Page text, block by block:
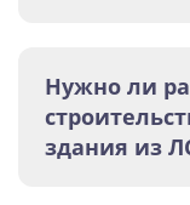
Нужно ли
здания из